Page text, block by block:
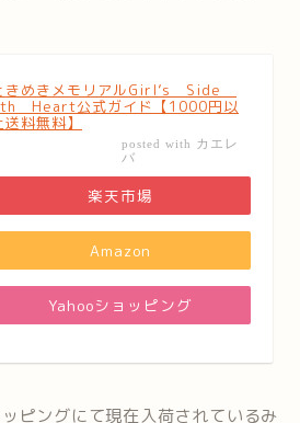
きめきメモリアルGirl’s Side
Heart公式ガイド【1000円以
送料無料】
posted with カエレ
バ
楽天市場
Amazon
Yahooショッピング
ピングにて現在入荷されているみ